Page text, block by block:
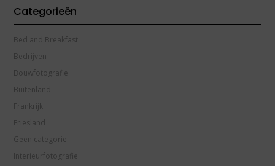
Categorieën
Bed and Breakfast
Bedrijven
Bouwfotografie
Buitenland
Frankrijk
Friesland
Geen categorie
Interieurfotografie